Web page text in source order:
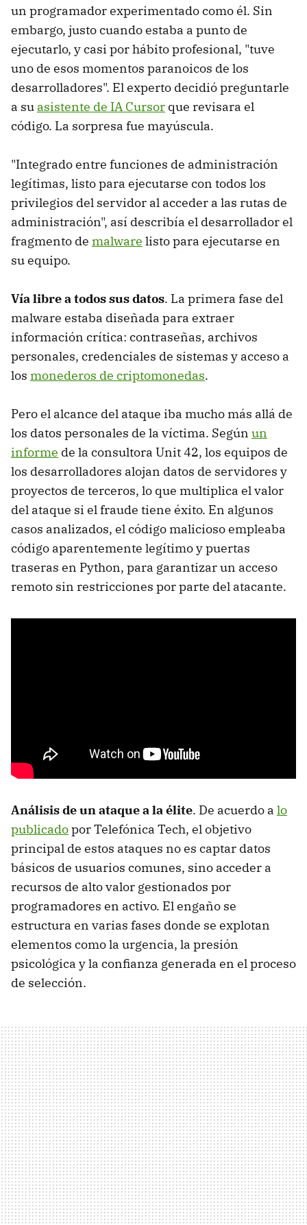
un programador experimentado como él. Sin
embargo, justo cuando estaba a punto de
ejecutarlo, y casi por hábito profesional, "tuve
uno de esos momentos paranoicos de los
desarrolladores". El experto decidió preguntarle
a su asistente de IA Cursor que revisara el
código. La sorpresa fue mayúscula.
"Integrado entre funciones de administración
legítimas, listo para ejecutarse con todos los
privilegios del servidor al acceder a las rutas de
administración", así describía el desarrollador el
fragmento de malware listo para ejecutarse en
su equipo.
Vía libre a todos sus datos. La primera fase del
malware estaba diseñada para extraer
información crítica: contraseñas, archivos
personales, credenciales de sistemas y acceso a
los monederos de criptomonedas.
Pero el alcance del ataque iba mucho más allá de
los datos personales de la víctima. Según un
informe de la consultora Unit 42, los equipos de
los desarrolladores alojan datos de servidores y
proyectos de terceros, lo que multiplica el valor
del ataque si el fraude tiene éxito. En algunos
casos analizados, el código malicioso empleaba
código aparentemente legítimo y puertas
traseras en Python, para garantizar un acceso
remoto sin restricciones por parte del atacante.
Análisis de un ataque a la élite. De acuerdo a lo
publicadopor Telefónica Tech, el objetivo
principal de estos ataques no es captar datos
básicos de usuarios comunes, sino acceder a
recursos de alto valor gestionados por
programadores en activo. El engaño se
estructura en varias fases donde se explotan
elementos como la urgencia, la presión
psicológica y la confianza generada en el proceso
de selección.